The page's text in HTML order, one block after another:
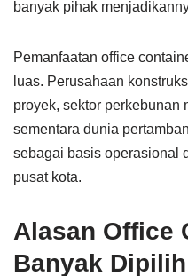
banyak pihak
Pemanfaatan office
luas. Perusahaan
proyek, sektor perkebunan
sementara dunia
sebagai basis operasional
pusat kota.
Alasan Office
Banyak